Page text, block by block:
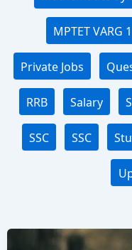
MPTET VARG 1
Private Jobs
RRB Salary
SSC SSC